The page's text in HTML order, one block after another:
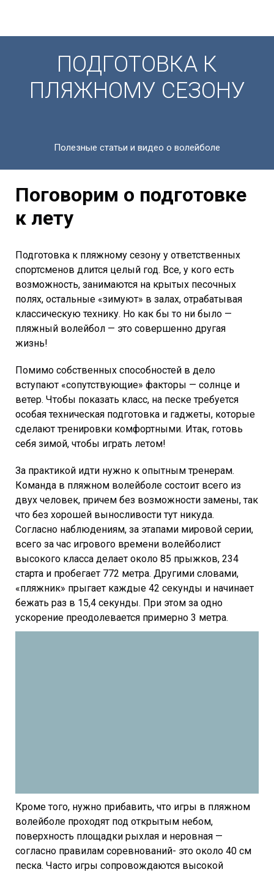
ПОДГОТОВКА К
ПЛЯЖНОМУ СЕЗОНУ
Полезные статьи и видео о волейболе
Поговорим о подготовке
к лету
Подготовка к пляжному сезону у ответственных
спортсменов длится целый год. Все, у кого есть
возможность, занимаются на крытых песочных
полях, остальные «зимуют» в залах, отрабатывая
классическую технику. Но как бы то ни было —
пляжный волейбол — это совершенно другая
жизнь!
Помимо собственных способностей в дело
вступают «сопутствующие» факторы — солнце и
ветер. Чтобы показать класс, на песке требуется
особая техническая подготовка и гаджеты, которые
сделают тренировки комфортными. Итак, готовь
себя зимой, чтобы играть летом!
За практикой идти нужно к опытным тренерам.
Команда в пляжном волейболе состоит всего из
двух человек, причем без возможности замены, так
что без хорошей выносливости тут никуда.
Согласно наблюдениям, за этапами мировой серии,
всего за час игрового времени волейболист
высокого класса делает около 85 прыжков, 234
старта и пробегает 772 метра. Другими словами,
«пляжник» прыгает каждые 42 секунды и начинает
бежать раз в 15,4 секунды. При этом за одно
ускорение преодолевается примерно 3 метра.
Кроме того, нужно прибавить, что игры в пляжном
волейболе проходят под открытым небом,
поверхность площадки рыхлая и неровная —
согласно правилам соревнований- это около 40 см
песка. Часто игры сопровождаются высокой